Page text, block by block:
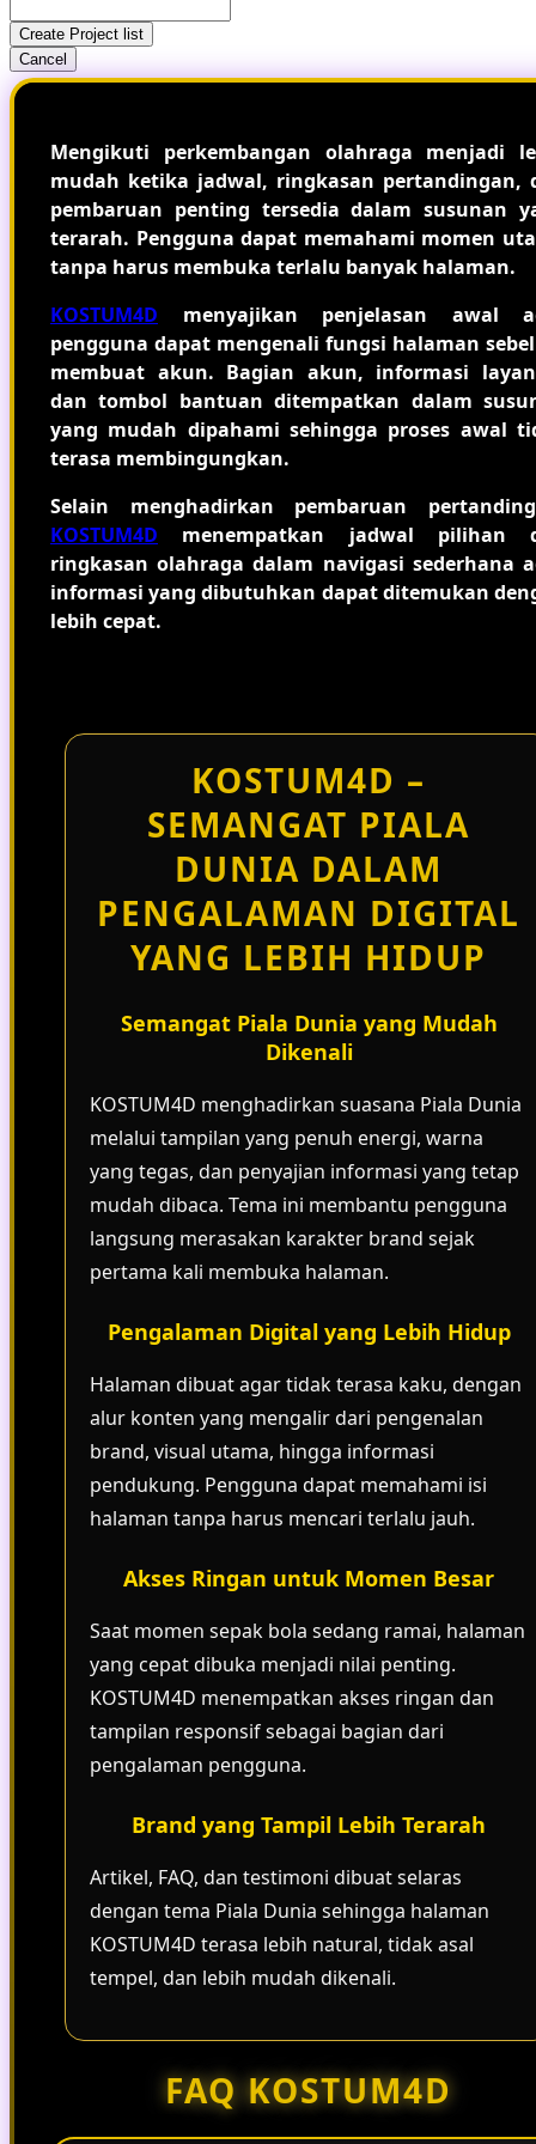
Create Project list
Cancel
Mengikuti perkembangan olahraga menjadi
mudah ketika jadwal, ringkasan pertandingan,
pembaruan penting tersedia dalam susunan
terarah. Pengguna dapat memahami momen
tanpa harus membuka terlalu banyak halaman.
KOSTUM4D menyajikan penjelasan awal
pengguna dapat mengenali fungsi halaman
membuat akun. Bagian akun, informasi
dan tombol bantuan ditempatkan dalam
yang mudah dipahami sehingga proses awal
terasa membingungkan.
Selain menghadirkan pembaruan
KOSTUM4D menempatkan jadwal pilihan
ringkasan olahraga dalam navigasi sederhana
informasi yang dibutuhkan dapat ditemukan
lebih cepat.
KOSTUM4D –
SEMANGAT PIALA
DUNIA DALAM
PENGALAMAN DIGITAL
YANG LEBIH HIDUP
Semangat Piala Dunia yang Mudah
Dikenali
KOSTUM4D menghadirkan suasana Piala Dunia
melalui tampilan yang penuh energi, warna
yang tegas, dan penyajian informasi yang tetap
mudah dibaca. Tema ini membantu pengguna
langsung merasakan karakter brand sejak
pertama kali membuka halaman.
Pengalaman Digital yang Lebih Hidup
Halaman dibuat agar tidak terasa kaku, dengan
alur konten yang mengalir dari pengenalan
brand, visual utama, hingga informasi
pendukung. Pengguna dapat memahami isi
halaman tanpa harus mencari terlalu jauh.
Akses Ringan untuk Momen Besar
Saat momen sepak bola sedang ramai, halaman
yang cepat dibuka menjadi nilai penting.
KOSTUM4D menempatkan akses ringan dan
tampilan responsif sebagai bagian dari
pengalaman pengguna.
Brand yang Tampil Lebih Terarah
Artikel, FAQ, dan testimoni dibuat selaras
dengan tema Piala Dunia sehingga halaman
KOSTUM4D terasa lebih natural, tidak asal
tempel, dan lebih mudah dikenali.
FAQ KOSTUM4D